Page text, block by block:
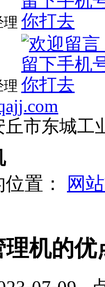
理
理
丘市东城工
置：
网
机的优